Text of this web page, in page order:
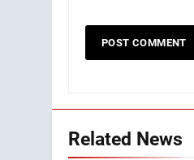
Related News